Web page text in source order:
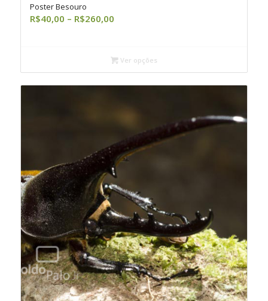
Poster Besouro
R$40,00 – R$260,00Faixa
R$40,00
através
R$260,00
Ver opções